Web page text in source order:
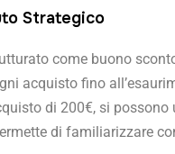
Strategico
come buono
acquisto fino
di 200€, si
di familiarizzare